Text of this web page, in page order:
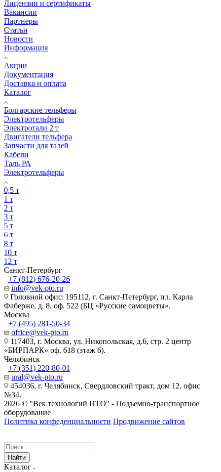
Лицензии и сертификаты
Вакансии
Партнеры
Статьи
Новости
Информация
Акции
Документация
Доставка и оплата
Каталог
Болгарские тельферы
Электротельферы
Электротали 2 т
Двигатели тельфера
Запчасти для талей
Кабели
Таль РА
Электротельферы
0,5 т
1 т
2 т
3 т
5 т
6 т
8 т
10 т
12 т
Санкт-Петербург
+7 (812) 676-20-26
info@vek-pto.ru
Головной офис: 195112, г. Санкт-Петербург, пл. Карла
Фаберже, д. 8, оф. 522 (БЦ «Русские самоцветы».
Москва
+7 (495) 281-50-34
office@vek-pto.ru
117403, г. Москва, ул. Никопольская, д.6, стр. 2 центр
«БИРПАРК» оф. 618 (этаж 6).
Челябинск
+7 (351) 220-80-01
ural@vek-pto.ru
454036, г. Челябинск, Свердловский тракт, дом 12, офис
№34.
2026 © "Век технологий ПТО" - Подъемно-транспортное
оборудование
Политика конфеденциальности Продвижение сайтов
Найти
Каталог